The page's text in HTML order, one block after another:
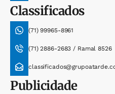
Classificados
(71) 99965-8961
(71) 2886-2683 / Ramal 8526
Publicidade